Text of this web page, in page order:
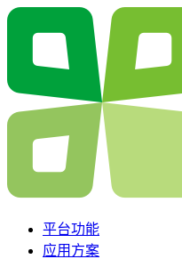
平台功能
应用方案